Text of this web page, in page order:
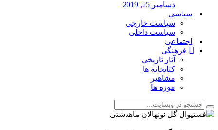
دسامبر 25, 2019
سیاسی
سیاست خارجی
سیاست داخلی
اجتماعی
فرهنگی
آثار تاریخی
کتابخانه ها
مشاهیر
موزه ها